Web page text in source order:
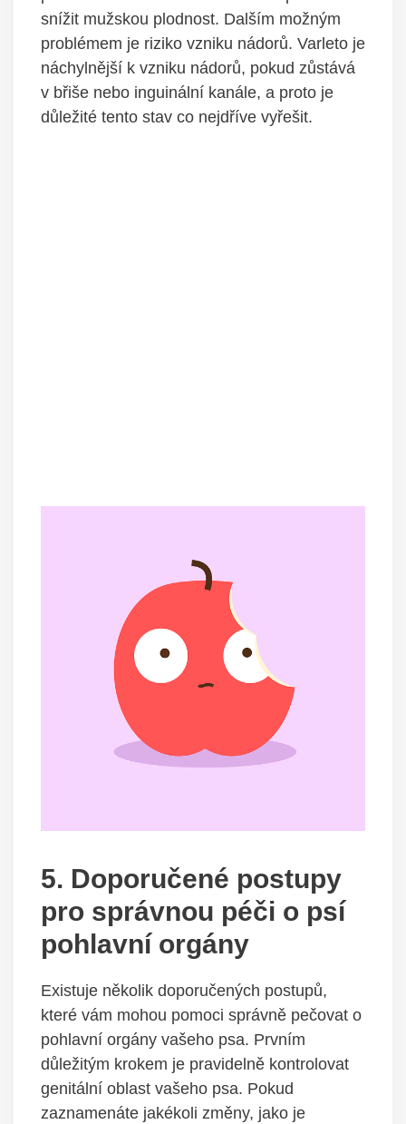
snížit mužskou plodnost. Dalším možným
problémem je riziko vzniku nádorů.​ Varleto je⁤
náchylnější k vzniku ​nádorů, pokud zůstává
⁣v ⁤břiše⁤ nebo⁤ inguinální kanále,‌ a proto je
důležité‍ tento⁢ stav co nejdříve vyřešit.
5. Doporučené postupy⁣
pro správnou ​péči o psí
⁢pohlavní‌ orgány
Existuje několik doporučených postupů,‌
které vám mohou pomoci správně pečovat o
pohlavní orgány ‍vašeho psa. Prvním
důležitým krokem je pravidelně kontrolovat
genitální ⁣oblast vašeho ⁢psa. Pokud
zaznamenáte jakékoli změny, jako je